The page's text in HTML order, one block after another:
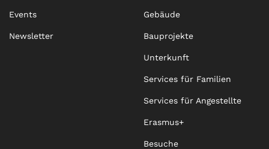
Events
Newsletter
Gebäude
Bauprojekte
Unterkunft
Services für Familien
Services für Angestellte
Erasmus+
Besuche